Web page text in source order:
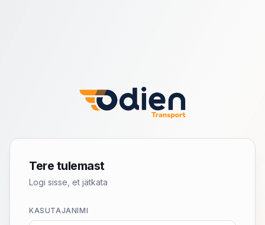
Tere tulemast
Logi sisse, et jätkata
KASUTAJANIMI